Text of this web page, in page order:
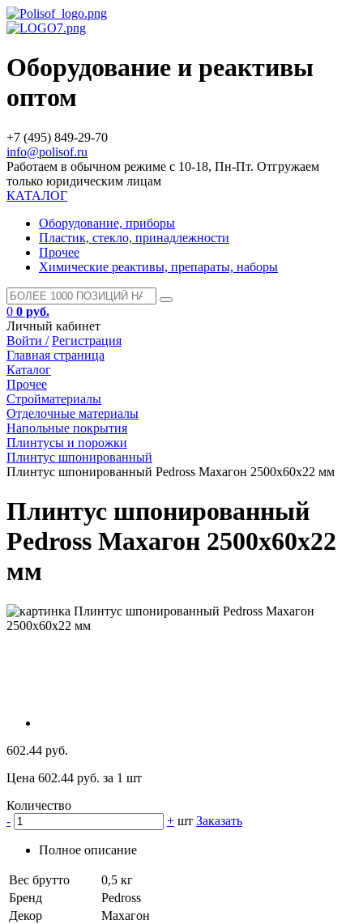
Оборудование и реактивы
оптом
+7 (495) 849-29-70
info@polisof.ru
Работаем в обычном режиме с 10-18, Пн-Пт. Отгружаем
только юридическим лицам
КАТАЛОГ
Оборудование, приборы
Пластик, стекло, принадлежности
Прочее
Химические реактивы, препараты, наборы
0 0 руб.
Личный кабинет
Войти / Регистрация
Главная страница
Каталог
Прочее
Стройматериалы
Отделочные материалы
Напольные покрытия
Плинтусы и порожки
Плинтус шпонированный
Плинтус шпонированный Pedross Махагон 2500х60х22 мм
Плинтус шпонированный
Pedross Махагон 2500х60х22
мм
602.44 руб.
Цена 602.44 руб. за 1 шт
Количество
-
+ шт Заказать
Полное описание
Вес брутто
0,5 кг
Бренд
Pedross
Декор
Махагон